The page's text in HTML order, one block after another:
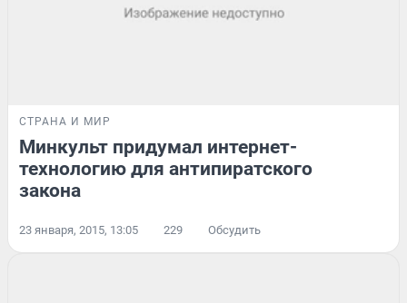
СТРАНА И МИР
Минкульт придумал интернет-
технологию для антипиратского
закона
23 января, 2015, 13:05 229 Обсудить